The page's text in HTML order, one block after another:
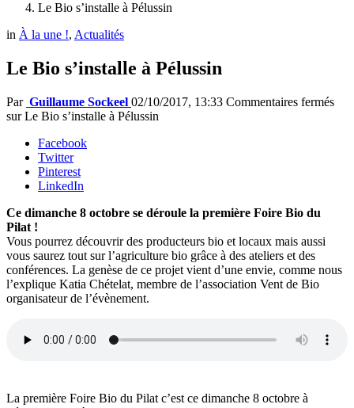
Le Bio s’installe à Pélussin
in À la une !, Actualités
Le Bio s’installe à Pélussin
Par Guillaume Sockeel 02/10/2017, 13:33 Commentaires fermés
sur Le Bio s’installe à Pélussin
Facebook
Twitter
Pinterest
LinkedIn
Ce dimanche 8 octobre se déroule la première Foire Bio du
Pilat !
Vous pourrez découvrir des producteurs bio et locaux mais aussi
vous saurez tout sur l’agriculture bio grâce à des ateliers et des
conférences. La genèse de ce projet vient d’une envie, comme nous
l’explique Katia Chételat, membre de l’association Vent de Bio
organisateur de l’évènement.
La première Foire Bio du Pilat c’est ce dimanche 8 octobre à